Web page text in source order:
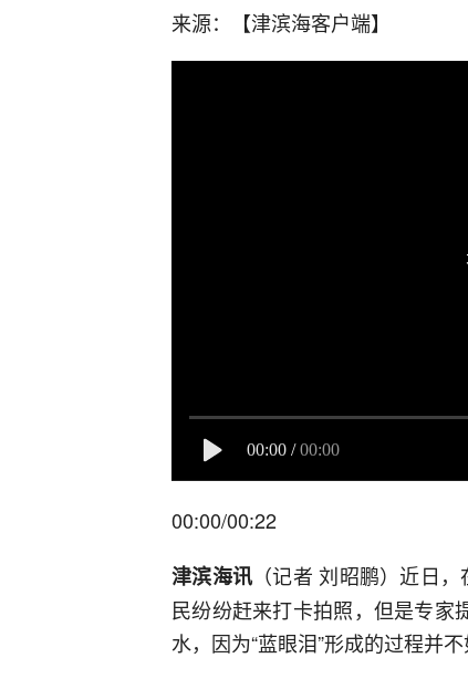
来源：【津滨海客户端】
00:00 / 00:00
00:00/00:22
津滨海讯 （记者 刘昭鹏）近日
民纷纷赶来打卡拍照，但是专家
水，因为“蓝眼泪”形成的过程并